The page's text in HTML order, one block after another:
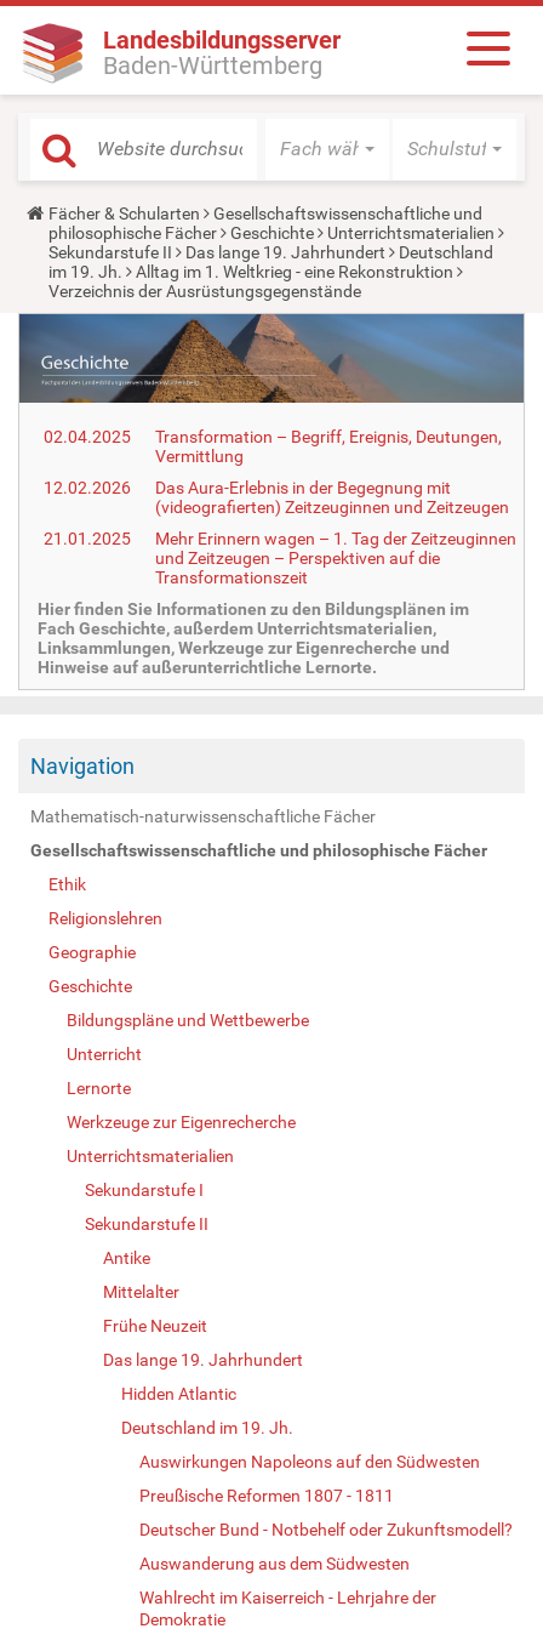
Landesbildungsserver
Baden-Württemberg
Fach wählen Schulstufe
Y
o
u
a
r
e
r
e
:
Fächer & Schularten
Gesellschaftswissenschaftliche und
philosophische Fächer
Geschichte
Unterrichtsmaterialien
Sekundarstufe II
Das lange 19. Jahrhundert
Deutschland
im 19. Jh.
Alltag im 1. Weltkrieg - eine Rekonstruktion
Verzeichnis der Ausrüstungsgegenstände
02.04.2025
Transformation – Begriff, Ereignis, Deutungen,
Vermittlung
12.02.2026
Das Aura-Erlebnis in der Begegnung mit
(videografierten) Zeitzeuginnen und Zeitzeugen
21.01.2025
Mehr Erinnern wagen – 1. Tag der Zeitzeuginnen
und Zeitzeugen – Perspektiven auf die
Transformationszeit
Hier finden Sie Informationen zu den Bildungsplänen im
Fach Geschichte, außerdem Unterrichtsmaterialien,
Linksammlungen, Werkzeuge zur Eigenrecherche und
Hinweise auf außerunterrichtliche Lernorte.
Navigation
Mathematisch-naturwissenschaftliche Fächer
Gesellschaftswissenschaftliche und philosophische Fächer
Ethik
Religionslehren
Geographie
Geschichte
Bildungspläne und Wettbewerbe
Unterricht
Lernorte
Werkzeuge zur Eigenrecherche
Unterrichtsmaterialien
Sekundarstufe I
Sekundarstufe II
Antike
Mittelalter
Frühe Neuzeit
Das lange 19. Jahrhundert
Hidden Atlantic
Deutschland im 19. Jh.
Auswirkungen Napoleons auf den Südwesten
Preußische Reformen 1807 - 1811
Deutscher Bund - Notbehelf oder Zukunftsmodell?
Auswanderung aus dem Südwesten
Wahlrecht im Kaiserreich - Lehrjahre der
Demokratie